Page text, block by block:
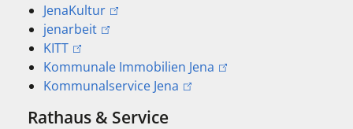
JenaKultur
jenarbeit
KITT
Kommunale Immobilien Jena
Kommunalservice Jena
Rathaus & Service